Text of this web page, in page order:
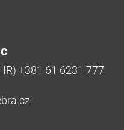
+381 61 6231 777